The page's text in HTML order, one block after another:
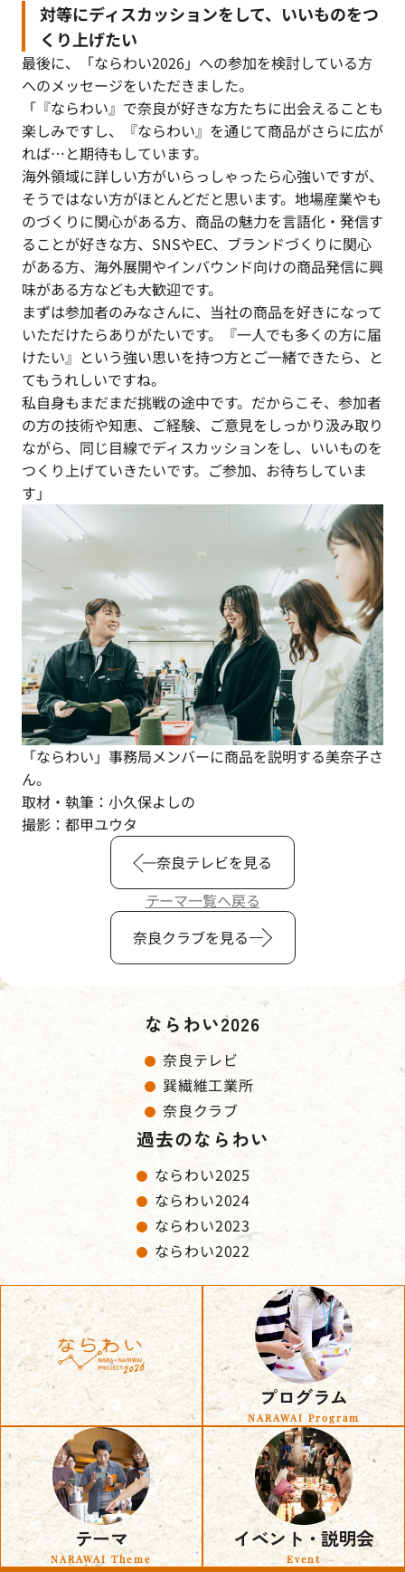
対等にディスカッションをして、いいものをつ
くり上げたい
最後に、「ならわい2026」への参加を検討している方
へのメッセージをいただきました。
「『ならわい』で奈良が好きな方たちに出会えることも
楽しみですし、『ならわい』を通じて商品がさらに広が
れば…と期待もしています。
海外領域に詳しい方がいらっしゃったら心強いですが、
そうではない方がほとんどだと思います。地場産業やも
のづくりに関心がある方、商品の魅力を言語化・発信す
ることが好きな方、SNSやEC、ブランドづくりに関心
がある方、海外展開やインバウンド向けの商品発信に興
味がある方なども大歓迎です。
まずは参加者のみなさんに、当社の商品を好きになって
いただけたらありがたいです。『一人でも多くの方に届
けたい』という強い思いを持つ方とご一緒できたら、と
てもうれしいですね。
私自身もまだまだ挑戦の途中です。だからこそ、参加者
の方の技術や知恵、ご経験、ご意見をしっかり汲み取り
ながら、同じ目線でディスカッションをし、いいものを
つくり上げていきたいです。ご参加、お待ちしていま
す」
「ならわい」事務局メンバーに商品を説明する美奈子さ
ん。
取材・執筆：小久保よしの
撮影：都甲ユウタ
奈良テレビを見る
テーマ一覧へ戻る
奈良クラブを見る
ならわい2026
奈良テレビ
巽繊維工業所
奈良クラブ
過去のならわい
ならわい2025
ならわい2024
ならわい2023
ならわい2022
プログラム
NARAWAI Program
テーマ
NARAWAI Theme
イベント・説明会
Event